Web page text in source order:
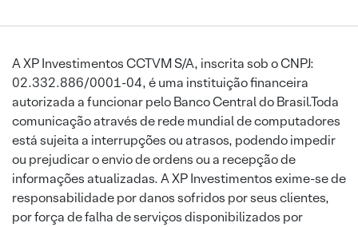
A XP Investimentos CCTVM S/A, inscrita sob o CNPJ:
02.332.886/0001-04, é uma instituição financeira
autorizada a funcionar pelo Banco Central do Brasil.Toda
comunicação através de rede mundial de computadores
está sujeita a interrupções ou atrasos, podendo impedir
ou prejudicar o envio de ordens ou a recepção de
informações atualizadas. A XP Investimentos exime-se de
responsabilidade por danos sofridos por seus clientes,
por força de falha de serviços disponibilizados por